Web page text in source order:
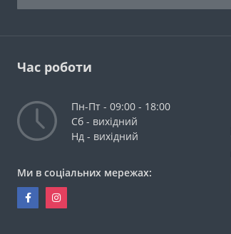
Час роботи
Пн-Пт - 09:00 - 18:00
Сб - вихідний
Нд - вихідний
Ми в соціальних мережах: